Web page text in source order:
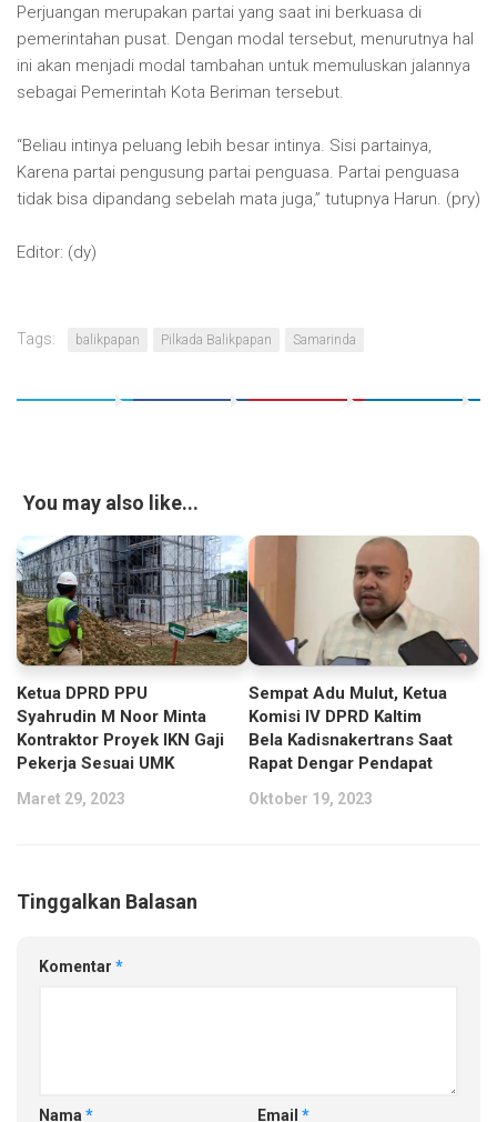
Perjuangan merupakan partai yang saat ini berkuasa di
pemerintahan pusat. Dengan modal tersebut, menurutnya hal
ini akan menjadi modal tambahan untuk memuluskan jalannya
sebagai Pemerintah Kota Beriman tersebut.
“Beliau intinya peluang lebih besar intinya. Sisi partainya,
Karena partai pengusung partai penguasa. Partai penguasa
tidak bisa dipandang sebelah mata juga,” tutupnya Harun. (pry)
Editor: (dy)
Tags: balikpapan Pilkada Balikpapan Samarinda
You may also like...
Ketua DPRD PPU
Syahrudin M Noor Minta
Kontraktor Proyek IKN Gaji
Pekerja Sesuai UMK
Maret 29, 2023
Sempat Adu Mulut, Ketua
Komisi IV DPRD Kaltim
Bela Kadisnakertrans Saat
Rapat Dengar Pendapat
Oktober 19, 2023
Tinggalkan Balasan
Komentar *
Nama * Email *